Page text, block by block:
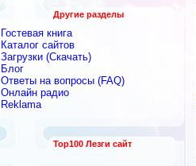
Газеты
Журналы
Другие разделы
Гостевая книга
Каталог сайтов
Загрузки (Скачать)
Блог
Ответы на вопросы (FAQ)
Онлайн радио
Reklama
Top100 Лезги сайт